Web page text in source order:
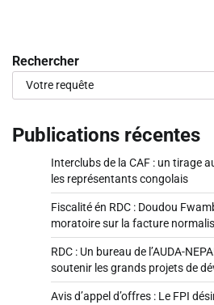
Rechercher
Publications récentes
Interclubs de la CAF : un tirage
les représentants congolais
Fiscalité én RDC : Doudou
moratoire sur la facture
RDC : Un bureau de l’AUDA-
soutenir les grands projets de
Avis d’appel d’offres : Le FPI